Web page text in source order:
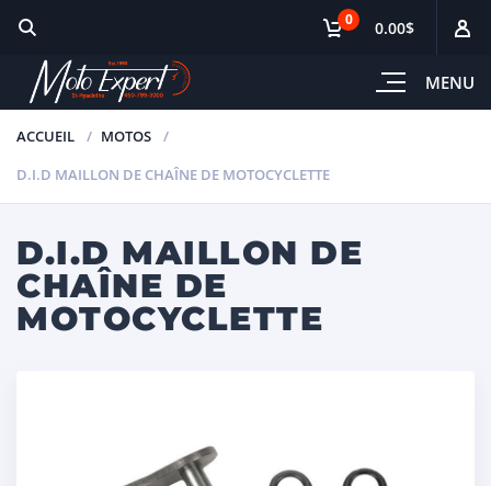
MENU
0 0.00$
ACCUEIL
MOTOS
D.I.D MAILLON DE CHAÎNE DE MOTOCYCLETTE
D.I.D MAILLON DE
CHAÎNE DE
MOTOCYCLETTE